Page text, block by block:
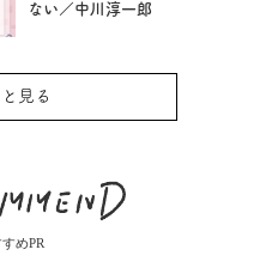
ない／中川淳一郎
見る
めPR